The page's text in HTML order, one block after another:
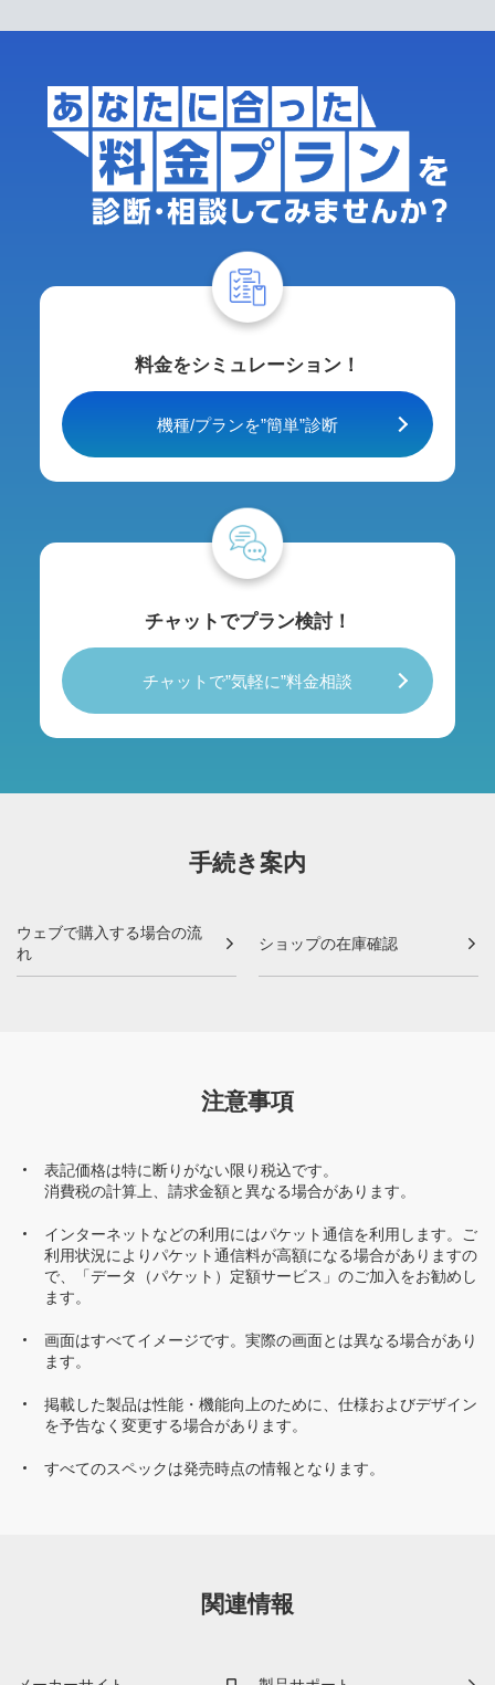
料金をシミュレーション！
機種/プランを”簡単”診断
チャットでプラン検討！
チャットで”気軽に”料金相談
手続き案内
ウェブで購入する場合の流
れ
ショップの在庫確認
注意事項
表記価格は特に断りがない限り税込です。
消費税の計算上、請求金額と異なる場合があります。
インターネットなどの利用にはパケット通信を利用します。ご
利用状況によりパケット通信料が高額になる場合がありますの
で、「データ（パケット）定額サービス」のご加入をお勧めし
ます。
画面はすべてイメージです。実際の画面とは異なる場合があり
ます。
掲載した製品は性能・機能向上のために、仕様およびデザイン
を予告なく変更する場合があります。
すべてのスペックは発売時点の情報となります。
関連情報